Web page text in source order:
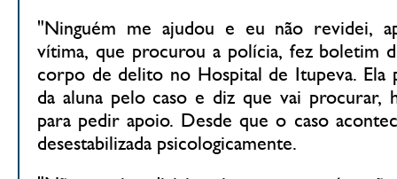
"Ninguém me ajudou e eu não revidei,
vítima, que procurou a polícia, fez boletim
corpo de delito no Hospital de Itupeva. Ela
da aluna pelo caso e diz que vai procurar,
para pedir apoio. Desde que o caso
desestabilizada psicologicamente.